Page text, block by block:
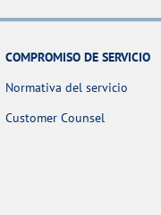
COMPROMISO DE SERVICIO
Normativa del servicio
Customer Counsel